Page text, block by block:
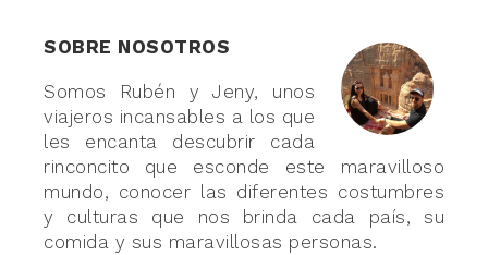
SOBRE NOSOTROS
Somos Rubén y Jeny, unos
viajeros incansables a los que
les encanta descubrir cada
rinconcito que esconde este maravilloso
mundo, conocer las diferentes costumbres
y culturas que nos brinda cada país, su
comida y sus maravillosas personas.